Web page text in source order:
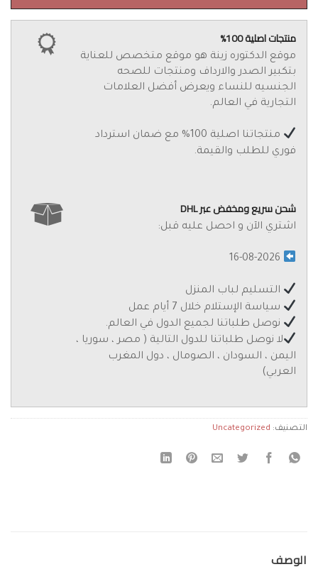
منتجات اصلية 100%
موقع الدكتوره زينة هو موقع متخصص للعناية
بتكبير الصدر والارداف ومنتجات للصحه
الجنسيه للنساء ويعرض أفضل العلامات
التجارية في العالم.
منتجاتنا اصلية 100% مع ضمان استرداد
فوري للطلب والقيمة.
شحن سريع ومخفض عبر DHL
اشتري الآن و احصل عليه قبل:
التسليم لباب المنزل
سياسة الإستلام خلال 7 أيام عمل
نوصل طلباتنا لجميع الدول في العالم.
لا نوصل طلباتنا للدول التالية ( مصر ، سوريا ،
اليمن ، السودان ، الصومال ، دول المغرب
العربي)
التصنيف: Uncategorized
الوصف